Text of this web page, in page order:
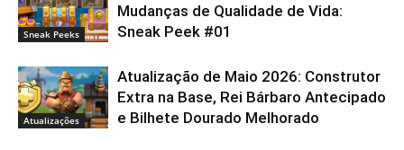
Sneak Peeks
Mudanças de Qualidade de Vida:
Sneak Peek #01
Atualizações
Atualização de Maio 2026: Construtor
Extra na Base, Rei Bárbaro Antecipado
e Bilhete Dourado Melhorado